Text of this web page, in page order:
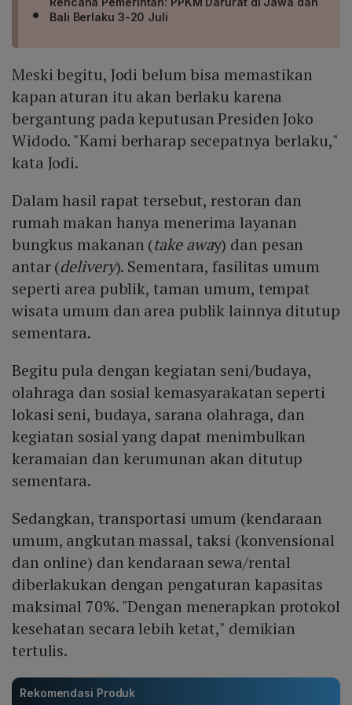
Bali Berlaku 3-20 Juli
Meski begitu, Jodi belum bisa memastikan
kapan aturan itu akan berlaku karena
bergantung pada keputusan Presiden Joko
Widodo. "Kami berharap secepatnya berlaku,"
kata Jodi.
Dalam hasil rapat tersebut, restoran dan
rumah makan hanya menerima layanan
bungkus makanan (take away) dan pesan
antar (delivery). Sementara, fasilitas umum
seperti area publik, taman umum, tempat
wisata umum dan area publik lainnya ditutup
sementara.
Begitu pula dengan kegiatan seni/budaya,
olahraga dan sosial kemasyarakatan seperti
lokasi seni, budaya, sarana olahraga, dan
kegiatan sosial yang dapat menimbulkan
keramaian dan kerumunan akan ditutup
sementara.
Sedangkan, transportasi umum (kendaraan
umum, angkutan massal, taksi (konvensional
dan online) dan kendaraan sewa/rental
diberlakukan dengan pengaturan kapasitas
maksimal 70%. "Dengan menerapkan protokol
kesehatan secara lebih ketat," demikian
tertulis.
Rekomendasi Produk